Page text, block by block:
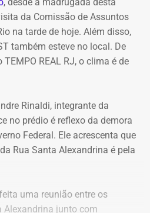
da Comissão de Assuntos
na tarde de hoje. Além disso,
também esteve no local. De
REAL RJ, o clima é de
Rinaldi, integrante da
no prédio é reflexo da demora
Federal. Ele acrescenta que
Rua Santa Alexandrina é pela
uma reunião entre os
Alexandrina junto com